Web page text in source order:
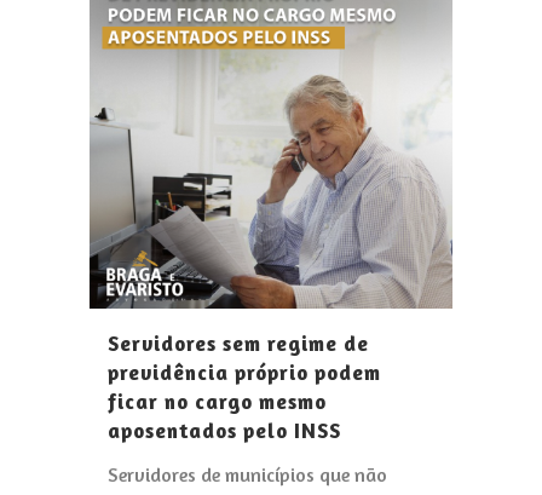
Servidores sem regime de
previdência próprio podem
ficar no cargo mesmo
aposentados pelo INSS
Servidores de municípios que não